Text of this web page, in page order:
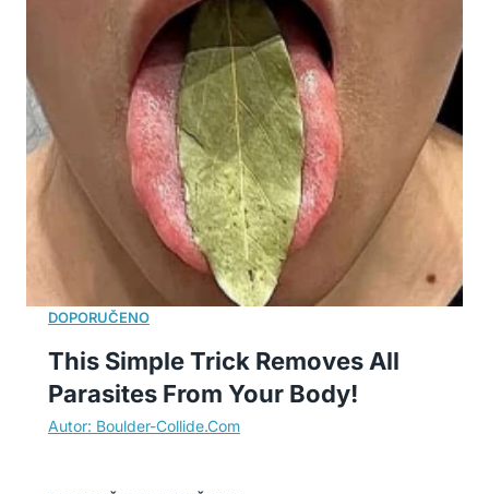
This Simple Trick Removes All
Parasites From Your Body!